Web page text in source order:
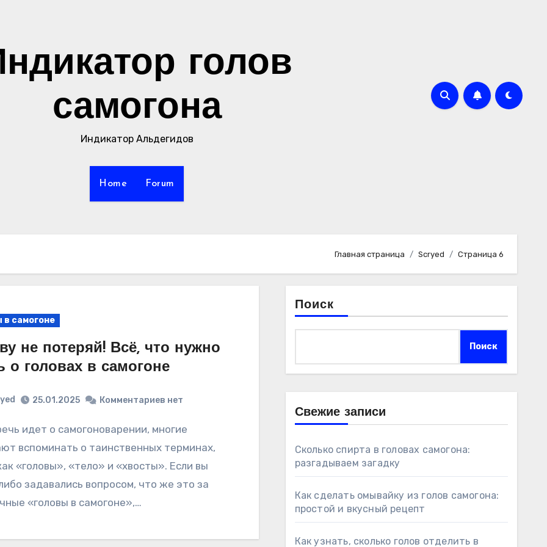
голов
самогона
Индикатор Альдегидов
Home Forum
Главная страница Scryed Страница 6
в самогоне
не потеряй! Всё, что нужно
о головах в самогоне
25.01.2025 Комментариев нет
вспоминать о таинственных терминах,
«головы», «тело» и «хвосты». Если вы
задавались вопросом, что же это за
«головы в самогоне»,…
Поиск
Поиск
Свежие записи
Сколько спирта в головах самогона:
разгадываем загадку
Как сделать омывайку из голов самогона:
простой и вкусный рецепт
Как узнать, сколько голов отделить в